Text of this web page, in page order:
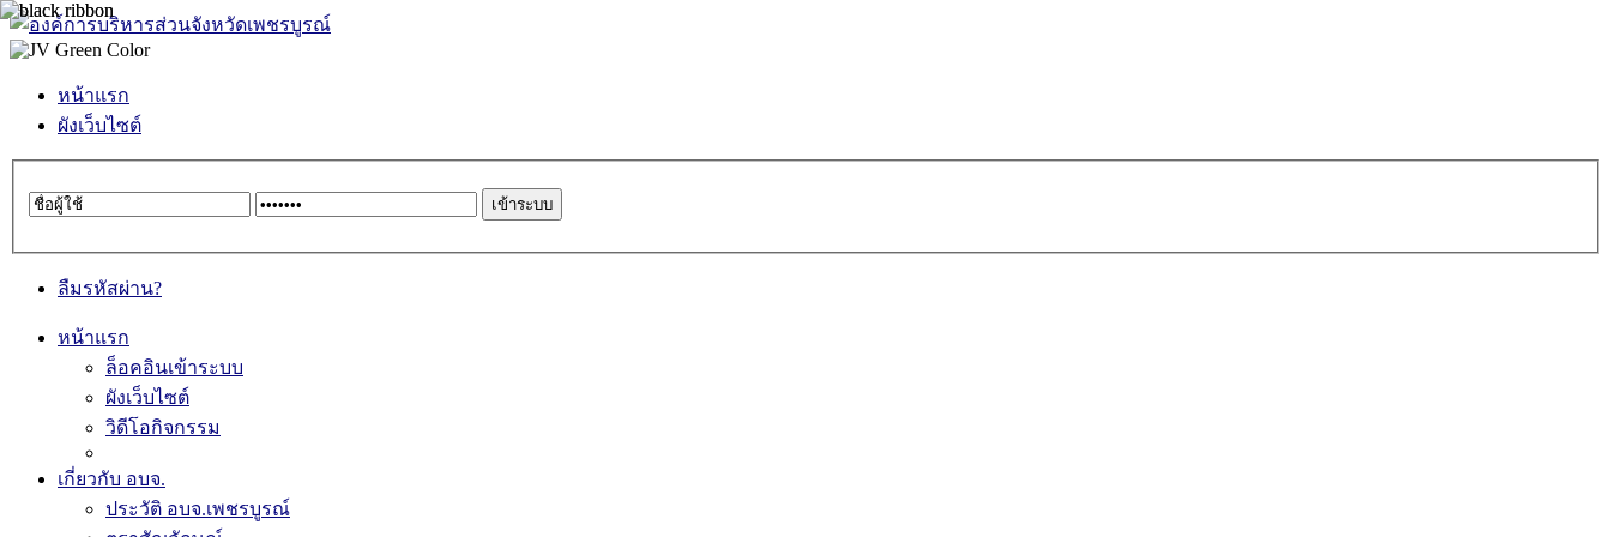
หน้าแรก
ผังเว็บไซต์
ลืมรหัสผ่าน?
หน้าแรก
ล็อคอินเข้าระบบ
ผังเว็บไซต์
วิดีโอกิจกรรม
เกี่ยวกับ อบจ.
ประวัติ อบจ.เพชรบูรณ์